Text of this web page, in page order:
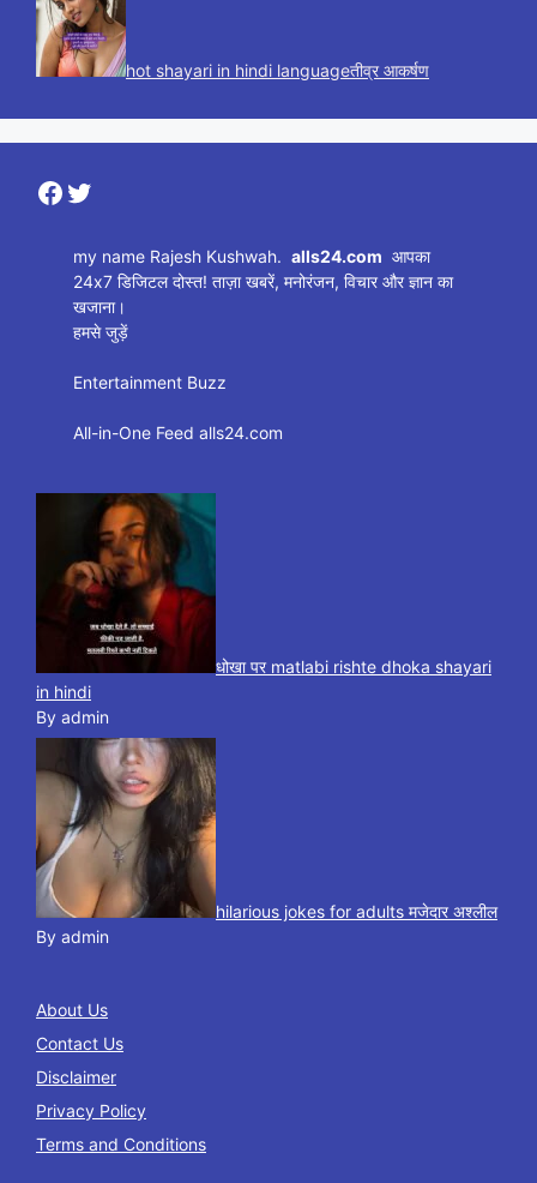
hot shayari in hindi languageतीव्र आकर्षण
Facebook
Twitter
my name Rajesh Kushwah.alls24.com आपका
24x7 डिजिटल दोस्त! ताज़ा खबरें, मनोरंजन, विचार और ज्ञान का
खजाना।
हमसे जुड़ें
Entertainment Buzz
All-in-One Feed alls24.com
धोखा पर matlabi rishte dhoka shayari
in hindi
By admin
hilarious jokes for adults मजेदार अश्लील
By admin
About Us
Contact Us
Disclaimer
Privacy Policy
Terms and Conditions